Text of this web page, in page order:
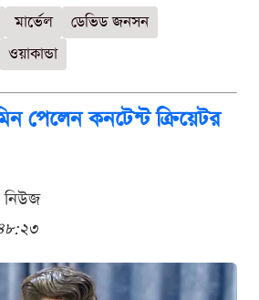
মার্ভেল
ডেভিড জনসন
ওয়াকান্ডা
পেলেন কনটেন্ট ক্রিয়েটর
নিউজ